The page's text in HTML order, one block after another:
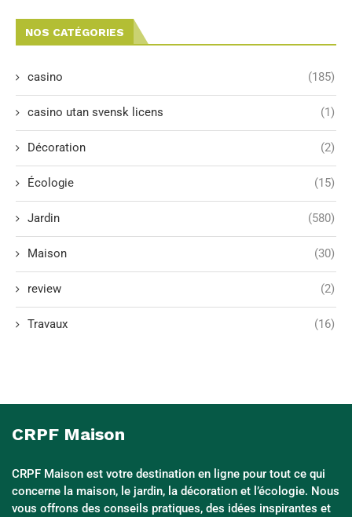
NOS CATÉGORIES
casino (185)
casino utan svensk licens (1)
Décoration (2)
Écologie (15)
Jardin (580)
Maison (30)
review (2)
Travaux (16)
CRPF Maison
CRPF Maison est votre destination en ligne pour tout ce qui
concerne la maison, le jardin, la décoration et l’écologie. Nous
vous offrons des conseils pratiques, des idées inspirantes et